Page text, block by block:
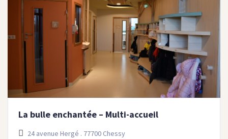
La bulle enchantée – Multi-accueil
24 avenue Hergé . 77700 Chessy